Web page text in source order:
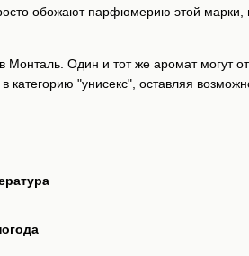
обожают парфюмерию этой марки,
Один и тот же аромат могут
"унисекс", оставляя